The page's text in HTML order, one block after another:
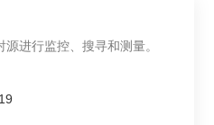
进行监控、搜寻和测量。